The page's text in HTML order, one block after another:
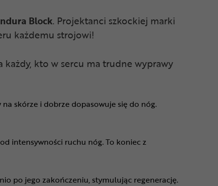
Block. Projektanci szkockiej marki
każdemu strojowi!
kto w sercu ma trudne wyprawy
skórze i dobrze dopasowuje się do nóg.
intensywności ruchu nóg. To koniec z
po jego zakończeniu, stymulując regenerację.